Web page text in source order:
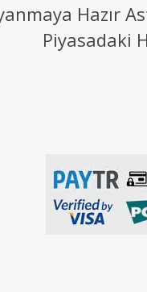
Hazır
Piyasadaki